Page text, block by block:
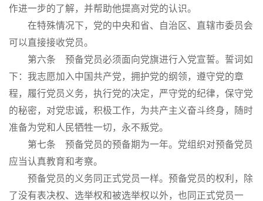
作进一步的了解，并帮助他提高对党的认识。
在特殊情况下，党的中央和省、自治区、直辖市委员会
可以直接接收党员。
第六条 预备党员必须面向党旗进行入党宣誓。誓词如
下：我志愿加入中国共产党，拥护党的纲领，遵守党的章
程，履行党员义务，执行党的决定，严守党的纪律，保守党
的秘密，对党忠诚，积极工作，为共产主义奋斗终身，随时
准备为党和人民牺牲一切，永不叛党。
第七条 预备党员的预备期为一年。党组织对预备党员
应当认真教育和考察。
预备党员的义务同正式党员一样。预备党员的权利，除
了没有表决权、选举权和被选举权以外，也同正式党员一